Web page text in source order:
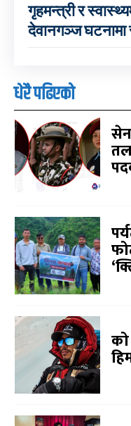
गृहमन्त्री र
देवानगञ्ज घटनामा
धेरै पढिएको
को